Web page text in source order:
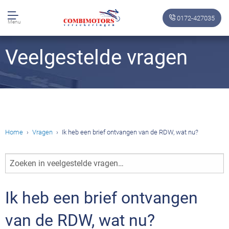
Menu 0172-427035
Veelgestelde vragen
Home Vragen Ik heb een brief ontvangen van de RDW, wat nu?
Zoeken
in
vragen…
Ik heb een brief ontvangen
van de RDW, wat nu?